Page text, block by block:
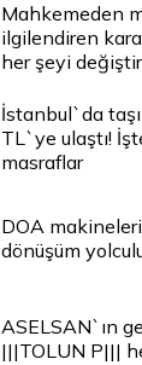
Mahkemeden
ilgilendiren
her şeyi
İstanbul`da
TL`ye ulaştı!
masraflar
DOA
dönüşüm
ASELSAN`ın
|||TOLUN P|||